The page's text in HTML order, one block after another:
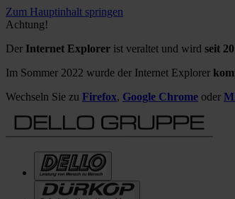
Zum Hauptinhalt springen
Achtung!
Der Internet Explorer ist veraltet und wird seit
Im Sommer 2022 wurde der Internet Explorer
Wechseln Sie zu Firefox, Google Chrome oder